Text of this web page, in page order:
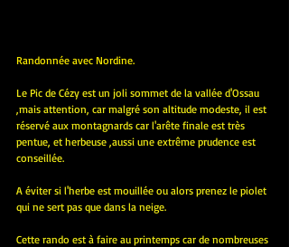
Randonnée avec Nordine.
Le Pic de Cézy est un joli sommet de la vallée d'Ossau
,mais attention, car malgré son altitude modeste, il est
réservé aux montagnards car l'arête finale est très
pentue, et herbeuse ,aussi une extrême prudence est
conseillée.
A éviter si l'herbe est mouillée ou alors prenez le piolet
qui ne sert pas que dans la neige.
Cette rando est à faire au printemps car de nombreuses